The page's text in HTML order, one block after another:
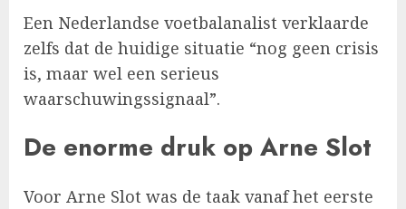
Een Nederlandse voetbalanalist verklaarde
zelfs dat de huidige situatie “nog geen crisis
is, maar wel een serieus
waarschuwingssignaal”.
De enorme druk op Arne Slot
Voor Arne Slot was de taak vanaf het eerste